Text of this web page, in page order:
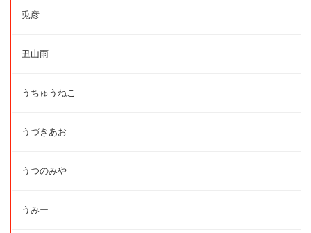
兎彦
丑山雨
うちゅうねこ
うづきあお
うつのみや
うみー